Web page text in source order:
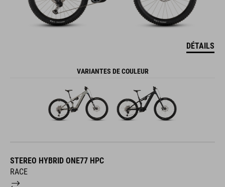
DÉTAILS
VARIANTES DE COULEUR
STEREO HYBRID ONE77 HPC
RACE